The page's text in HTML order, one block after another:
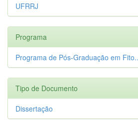
UFRRJ
Programa
Programa de Pós-Graduação em
Tipo de Documento
Dissertação